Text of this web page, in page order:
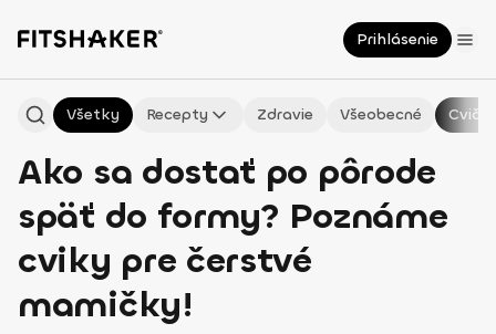
Prihlásenie
Všetky Recepty Zdravie Všeobecné
Ako sa dostať po pôrode
späť do formy? Poznáme
cviky pre čerstvé
mamičky!